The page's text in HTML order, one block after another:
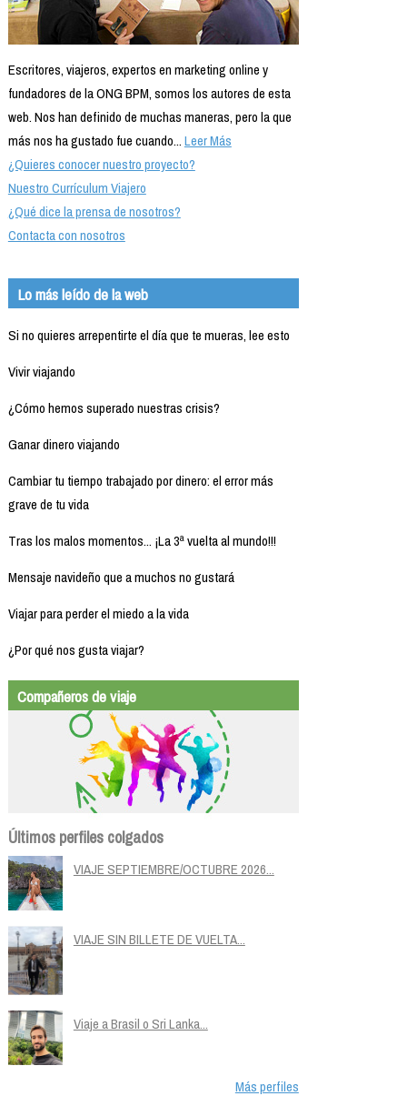
Escritores, viajeros, expertos en marketing online y
fundadores de la ONG BPM, somos los autores de esta
web. Nos han definido de muchas maneras, pero la que
más nos ha gustado fue cuando...Leer Más
¿Quieres conocer nuestro proyecto?
Nuestro Currículum Viajero
¿Qué dice la prensa de nosotros?
Contacta con nosotros
Lo más leído de la web
Si no quieres arrepentirte el día que te mueras, lee esto
Vivir viajando
¿Cómo hemos superado nuestras crisis?
Ganar dinero viajando
Cambiar tu tiempo trabajado por dinero: el error más
grave de tu vida
Tras los malos momentos... ¡La 3ª vuelta al mundo!!!
Mensaje navideño que a muchos no gustará
Viajar para perder el miedo a la vida
¿Por qué nos gusta viajar?
Compañeros de viaje
Últimos perfiles colgados
VIAJE SEPTIEMBRE/OCTUBRE 2026...
VIAJE SIN BILLETE DE VUELTA...
Viaje a Brasil o Sri Lanka...
Más perfiles